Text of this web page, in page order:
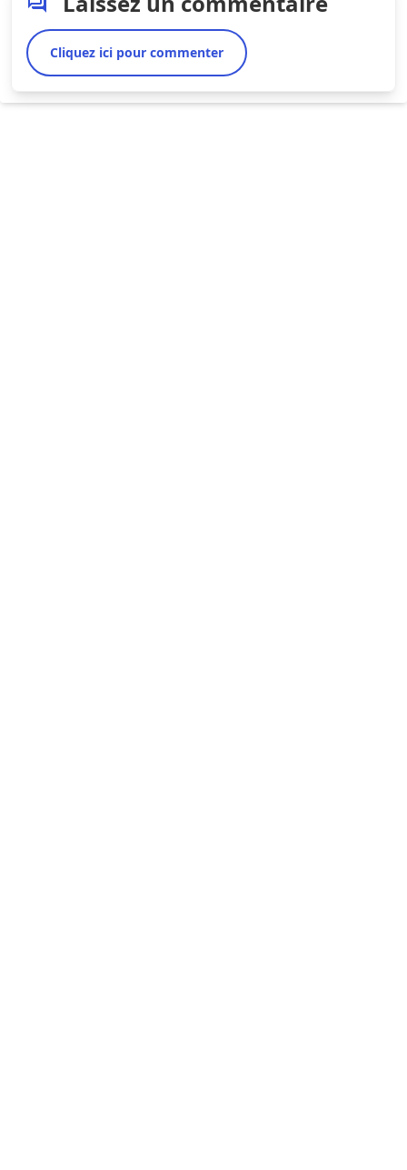
Cliquez ici pour commenter